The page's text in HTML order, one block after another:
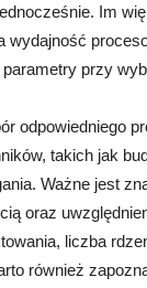
Im
wydajność
przy
odpowiedniego
takich jak
Ważne jest
oraz
liczba
również